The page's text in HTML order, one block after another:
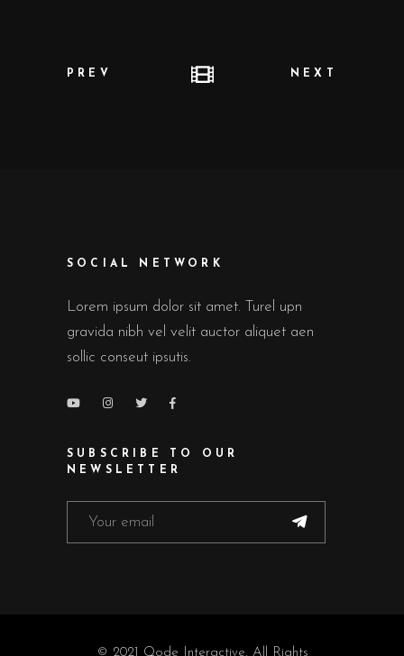
PREV NEXT
SOCIAL NETWORK
Lorem ipsum dolor sit amet. Turel upn
gravida nibh vel velit auctor aliquet aen
sollic conseut ipsutis.
SUBSCRIBE TO OUR
NEWSLETTER
© 2021 Qode Interactive, All Rights